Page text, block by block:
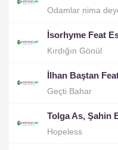
Odamlar nima
İsorhyme Feat
Kırdığın Gönül
İlhan Baştan
Geçti Bahar
Tolga As, Şahin
Hopeless